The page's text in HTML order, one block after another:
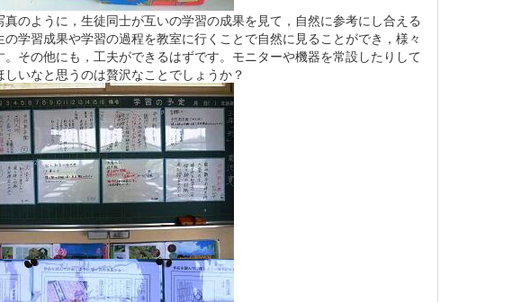
のように，生徒同士が互いの学習の成果を見て，自然に参考にし合える
学習成果や学習の過程を教室に行くことで自然に見ることができ，様々
その他にも，工夫ができるはずです。モニターや機器を常設したりして
いなと思うのは贅沢なことでしょうか？